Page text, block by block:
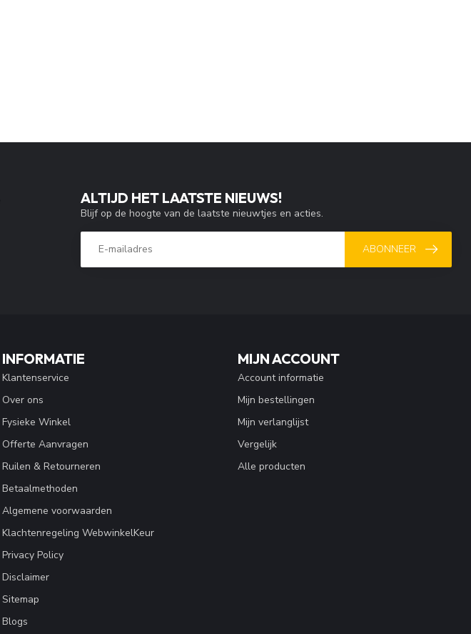
ALTIJD HET LAATSTE NIEUWS!
Blijf op de hoogte van de laatste nieuwtjes en acties.
ABONNEER
INFORMATIE
Klantenservice
Over ons
Fysieke Winkel
Offerte Aanvragen
Ruilen & Retourneren
Betaalmethoden
Algemene voorwaarden
Klachtenregeling WebwinkelKeur
Privacy Policy
Disclaimer
Sitemap
Blogs
MIJN ACCOUNT
Account informatie
Mijn bestellingen
Mijn verlanglijst
Vergelijk
Alle producten